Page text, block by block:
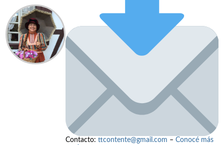
Contacto:ttcontente@gmail.com –Conocé más